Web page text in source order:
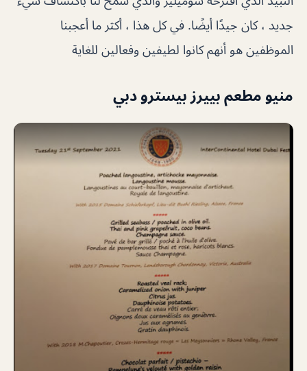
جديد ، كان جيدًا أيضًا. في كل هذا ، أكثر ما أعجبنا
الموظفين هو أنهم كانوا لطيفين وفعالين للغاية
منيو مطعم بييرز بيسترو دبي